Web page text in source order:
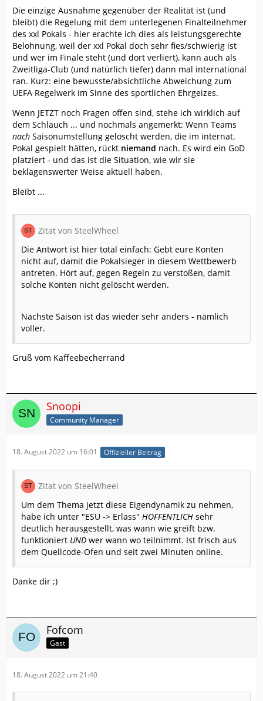
Die einzige Ausnahme gegenüber der Realität ist (und
bleibt) die Regelung mit dem unterlegenen Finalteilnehmer
des xxl Pokals - hier erachte ich dies als leistungsgerechte
Belohnung, weil der xxl Pokal doch sehr fies/schwierig ist
und wer im Finale steht (und dort verliert), kann auch als
Zweitliga-Club (und natürlich tiefer) dann mal international
ran. Kurz: eine bewusste/absichtliche Abweichung zum
UEFA Regelwerk im Sinne des sportlichen Ehrgeizes.
Wenn JETZT noch Fragen offen sind, stehe ich wirklich auf
dem Schlauch ... und nochmals angemerkt: Wenn Teams
nach Saisonumstellung gelöscht werden, die im internat.
Pokal gespielt hätten, rückt niemand nach. Es wird ein GoD
platziert - und das ist die Situation, wie wir sie
beklagenswerter Weise aktuell haben.
Bleibt ...
Zitat von SteelWheel
Die Antwort ist hier total einfach: Gebt eure Konten
nicht auf, damit die Pokalsieger in diesem Wettbewerb
antreten. Hört auf, gegen Regeln zu verstoßen, damit
solche Konten nicht gelöscht werden.
Nächste Saison ist das wieder sehr anders - nämlich
voller.
Gruß vom Kaffeebecherrand
Snoopi
Community Manager
18. August 2022 um 16:01 Offizieller Beitrag
Zitat von SteelWheel
Um dem Thema jetzt diese Eigendynamik zu nehmen,
habe ich unter "ESU -> Erlass" HOFFENTLICH sehr
deutlich herausgestellt, was wann wie greift bzw.
funktioniert UND wer wann wo teilnimmt. Ist frisch aus
dem Quellcode-Ofen und seit zwei Minuten online.
Danke dir ;)
Fofcom
Gast
18. August 2022 um 21:40